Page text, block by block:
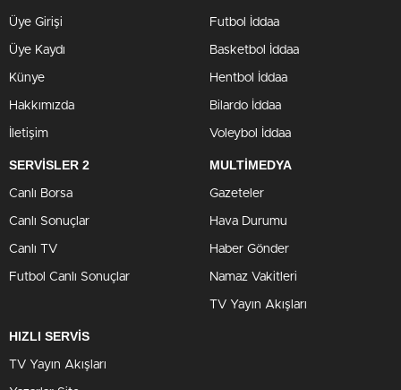
Üye Girişi
Üye Kaydı
Künye
Hakkımızda
İletişim
Futbol İddaa
Basketbol İddaa
Hentbol İddaa
Bilardo İddaa
Voleybol İddaa
SERVİSLER 2
Canlı Borsa
Canlı Sonuçlar
Canlı TV
Futbol Canlı Sonuçlar
MULTİMEDYA
Gazeteler
Hava Durumu
Haber Gönder
Namaz Vakitleri
TV Yayın Akışları
HIZLI SERVİS
TV Yayın Akışları